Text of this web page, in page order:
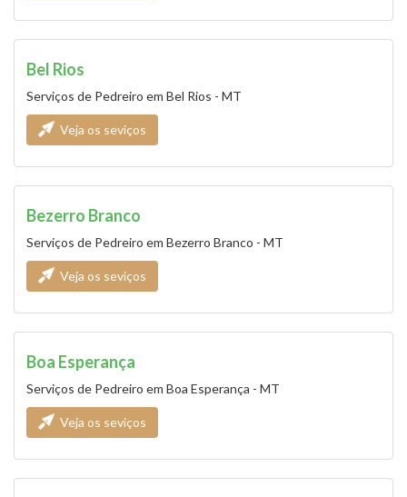
Bel Rios
Serviços de Pedreiro em Bel Rios - MT
Veja os seviços
Bezerro Branco
Serviços de Pedreiro em Bezerro Branco - MT
Veja os seviços
Boa Esperança
Serviços de Pedreiro em Boa Esperança - MT
Veja os seviços